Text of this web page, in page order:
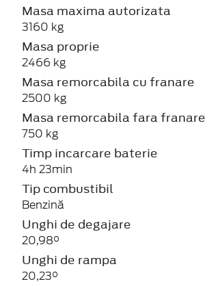
Masa maxima autorizata
3160 kg
Masa proprie
2466 kg
Masa remorcabila cu franare
2500 kg
Masa remorcabila fara franare
750 kg
Timp incarcare baterie
4h 23min
Tip combustibil
Benzină
Unghi de degajare
20,98°
Unghi de rampa
20,23°